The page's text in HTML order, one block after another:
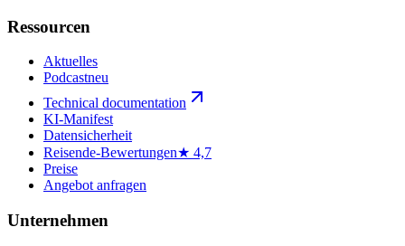
Ressourcen
Aktuelles
Podcastneu
Technical documentation
KI-Manifest
Datensicherheit
Reisende-Bewertungen★ 4,7
Preise
Angebot anfragen
Unternehmen